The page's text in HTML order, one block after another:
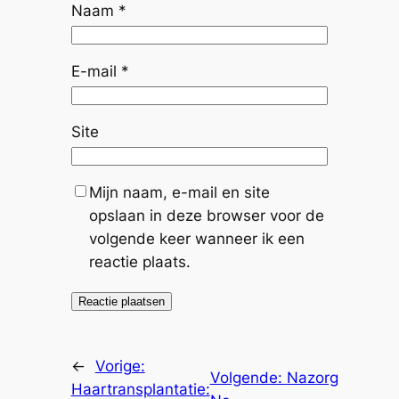
Naam *
E-mail *
Site
Mijn naam, e-mail en site
opslaan in deze browser voor de
volgende keer wanneer ik een
reactie plaats.
← Vorige:
Haartransplantatie:
Volgende: Nazorg